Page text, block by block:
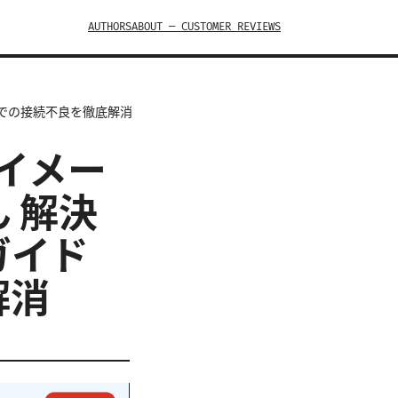
AUTHORSABOUT — CUSTOMER REVIEWS
の接続不良を徹底解消
メー
解決
ド